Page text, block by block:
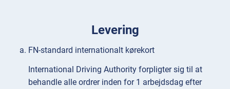
Levering
FN-standard internationalt kørekort
International Driving Authority forpligter sig til at
behandle alle ordrer inden for 1 arbejdsdag efter